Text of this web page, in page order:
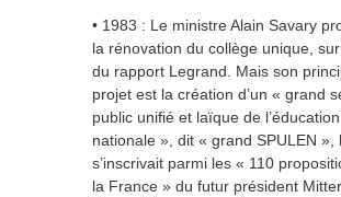
• 1983 : Le ministre Alain Savary
la rénovation du collège unique,
du rapport Legrand. Mais son
projet est la création d’un « grand
public unifié et laïque de l’éducation
nationale », dit « grand SPULEN »,
s’inscrivait parmi les « 110
la France » du futur président